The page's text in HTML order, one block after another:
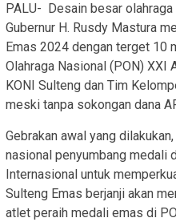
PALU- Desain besar
Gubernur H. Rusdy Mastura
Emas 2024 dengan terget 10
Olahraga Nasional (PON) XXI
KONI Sulteng dan Tim
meski tanpa sokongan dana
Gebrakan awal yang
nasional penyumbang medali
Internasional untuk
Sulteng Emas berjanji akan
atlet peraih medali emas di